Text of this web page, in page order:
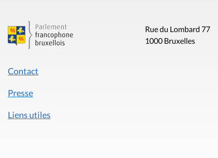
Rue du Lombard 77
1000 Bruxelles
Contact
Presse
Liens utiles